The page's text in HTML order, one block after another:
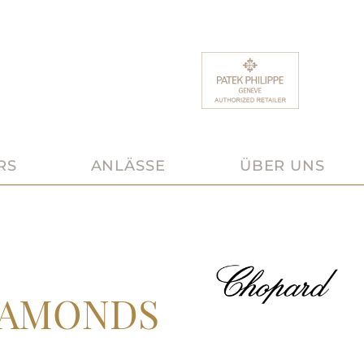
ANLÄSSE ÜBER UNS